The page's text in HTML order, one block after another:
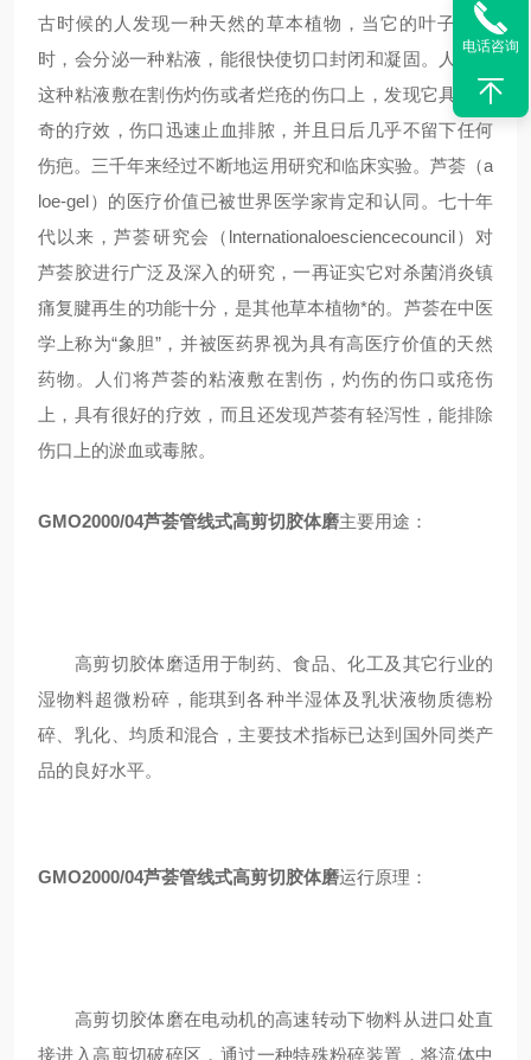
古时候的人发现一种天然的草本植物，当它的叶子割开
时，会分泌一种粘液，能很快使切口封闭和凝固。人们把
这种粘液敷在割伤灼伤或者烂疮的伤口上，发现它具有神
奇的疗效，伤口迅速止血排脓，并且日后几乎不留下任何
伤疤。三千年来经过不断地运用研究和临床实验。芦荟（a
loe-gel）的医疗价值已被世界医学家肯定和认同。七十年
代以来，芦荟研究会（ lnternationaloesciencecouncil）对
芦荟胶进行广泛及深入的研究，一再证实它对杀菌消炎镇
痛复腱再生的功能十分，是其他草本植物*的。芦荟在中医
学上称为“象胆”，并被医药界视为具有高医疗价值的天然
药物。人们将芦荟的粘液敷在割伤，灼伤的伤口或疮伤
上，具有很好的疗效，而且还发现芦荟有轻泻性，能排除
伤口上的淤血或毒脓。
GMO2000/04芦荟管线式高剪切胶体磨主要用途：
高剪切胶体磨适用于制药、食品、化工及其它行业的
湿物料超微粉碎，能琪到各种半湿体及乳状液物质德粉
碎、乳化、均质和混合，主要技术指标已达到国外同类产
品的良好水平。
GMO2000/04芦荟管线式高剪切胶体磨运行原理：
高剪切胶体磨在电动机的高速转动下物料从进口处直
接进入高剪切破碎区，通过一种特殊粉碎装置，将流体中
电话咨询